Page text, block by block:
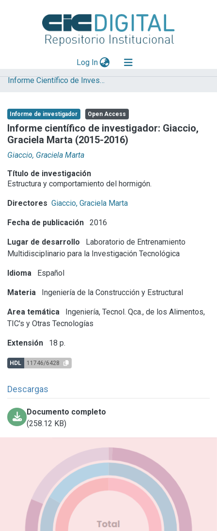
Log In(current)
Explorar
Aportar material
Statistics
Informe Científico de Investigador
Informe de investigador Open Access
Informe científico de investigador: Giaccio,
Graciela Marta (2015-2016)
Giaccio, Graciela Marta
Título de investigación
Estructura y comportamiento del hormigón.
Directores Giaccio, Graciela Marta
Fecha de publicación 2016
Lugar de desarrollo
Laboratorio de Entrenamiento
Multidisciplinario para la Investigación Tecnológica
Idioma Español
Materia Ingeniería de la Construcción y Estructural
Area temática
Ingeniería, Tecnol. Qca., de los Alimentos,
TIC's y Otras Tecnologías
Extensión 18 p.
HDL 11746/6428
Descargas
Documento completo
(258.12 KB)